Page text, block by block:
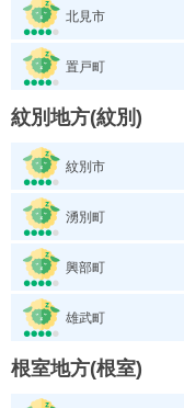
北見市
置戸町
紋別地方(紋別)
紋別市
湧別町
興部町
雄武町
根室地方(根室)